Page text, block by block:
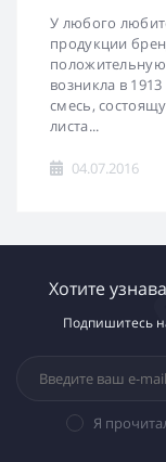
У любого
продукции
возникла в
смесь,
листа...
04.07.2016
Хотите
Подпишитесь
Я